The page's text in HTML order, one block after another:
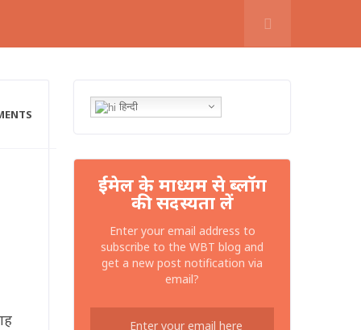
हिन्दी
ईमेल के माध्यम से ब्लॉग
की सदस्यता लें
Enter your email address to
subscribe to the WBT blog and
get a new post notification via
email?